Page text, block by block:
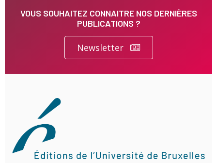
VOUS SOUHAITEZ CONNAITRE NOS DERNIÈRES
PUBLICATIONS ?
Newsletter